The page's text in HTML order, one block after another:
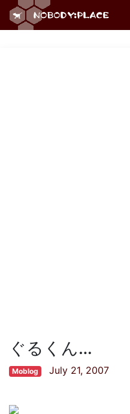
ぐるくん…
Moblog July 21, 2007